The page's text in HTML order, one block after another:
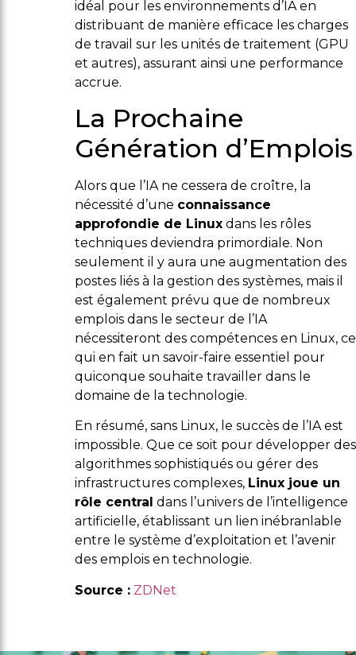
idéal pour les environnements d’IA en
distribuant de manière efficace les charges
de travail sur les unités de traitement (GPU
et autres), assurant ainsi une performance
accrue.
La Prochaine
Génération d’Emplois
Alors que l’IA ne cessera de croître, la
nécessité d’une connaissance
approfondie de Linux dans les rôles
techniques deviendra primordiale. Non
seulement il y aura une augmentation des
postes liés à la gestion des systèmes, mais il
est également prévu que de nombreux
emplois dans le secteur de l’IA
nécessiteront des compétences en Linux, ce
qui en fait un savoir-faire essentiel pour
quiconque souhaite travailler dans le
domaine de la technologie.
En résumé, sans Linux, le succès de l’IA est
impossible. Que ce soit pour développer des
algorithmes sophistiqués ou gérer des
infrastructures complexes, Linux joue un
rôle central dans l’univers de l’intelligence
artificielle, établissant un lien inébranlable
entre le système d’exploitation et l’avenir
des emplois en technologie.
Source : ZDNet